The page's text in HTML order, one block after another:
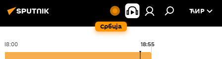
Србија
ЋИР
18:00 18:55